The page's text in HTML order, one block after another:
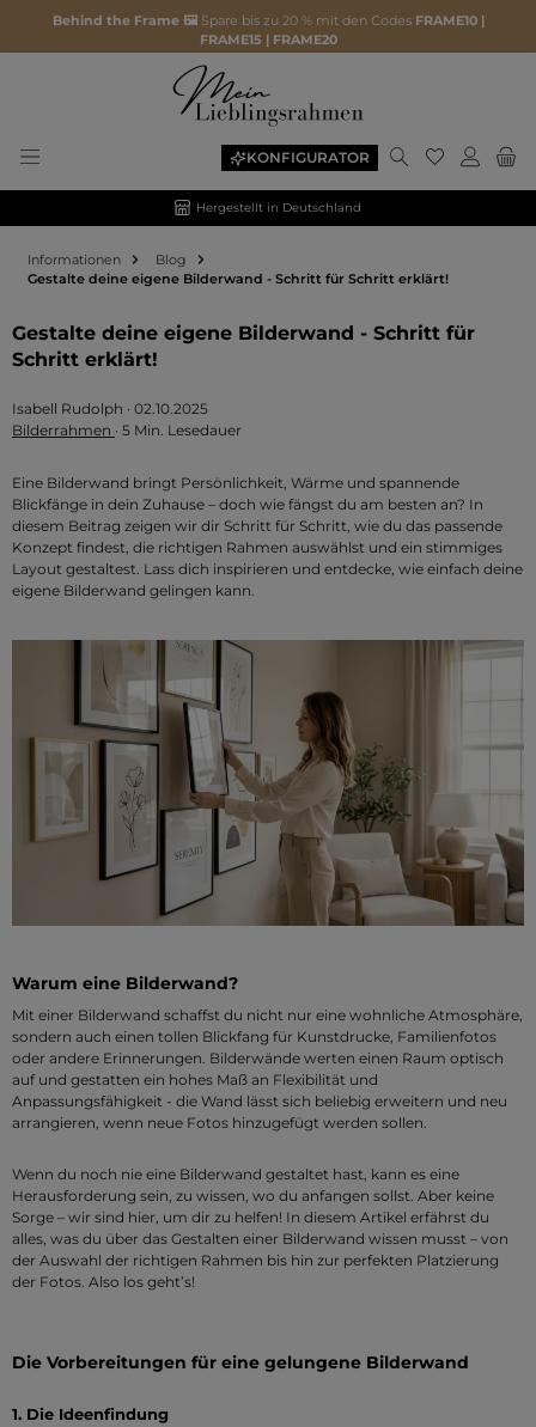
Behind the Frame 🖼️ Spare bis zu 20 % mit den Codes FRAME10 |
FRAME15 | FRAME20
KONFIGURATOR Du hast 0
Hergestellt in Deutschland
Informationen
Blog
Gestalte deine eigene Bilderwand - Schritt für Schritt erklärt!
Gestalte deine eigene Bilderwand - Schritt für
Schritt erklärt!
Isabell Rudolph · 02.10.2025
Bilderrahmen · 5 Min. Lesedauer
Eine Bilderwand bringt Persönlichkeit, Wärme und spannende
Blickfänge in dein Zuhause – doch wie fängst du am besten an? In
diesem Beitrag zeigen wir dir Schritt für Schritt, wie du das passende
Konzept findest, die richtigen Rahmen auswählst und ein stimmiges
Layout gestaltest. Lass dich inspirieren und entdecke, wie einfach deine
eigene Bilderwand gelingen kann.
Warum eine Bilderwand?
Mit einer Bilderwand schaffst du nicht nur eine wohnliche Atmosphäre,
sondern auch einen tollen Blickfang für Kunstdrucke, Familienfotos
oder andere Erinnerungen. Bilderwände werten einen Raum optisch
auf und gestatten ein hohes Maß an Flexibilität und
Anpassungsfähigkeit - die Wand lässt sich beliebig erweitern und neu
arrangieren, wenn neue Fotos hinzugefügt werden sollen.
Wenn du noch nie eine Bilderwand gestaltet hast, kann es eine
Herausforderung sein, zu wissen, wo du anfangen sollst. Aber keine
Sorge – wir sind hier, um dir zu helfen! In diesem Artikel erfährst du
alles, was du über das Gestalten einer Bilderwand wissen musst – von
der Auswahl der richtigen Rahmen bis hin zur perfekten Platzierung
der Fotos. Also los geht’s!
Die Vorbereitungen für eine gelungene Bilderwand
1. Die Ideenfindung